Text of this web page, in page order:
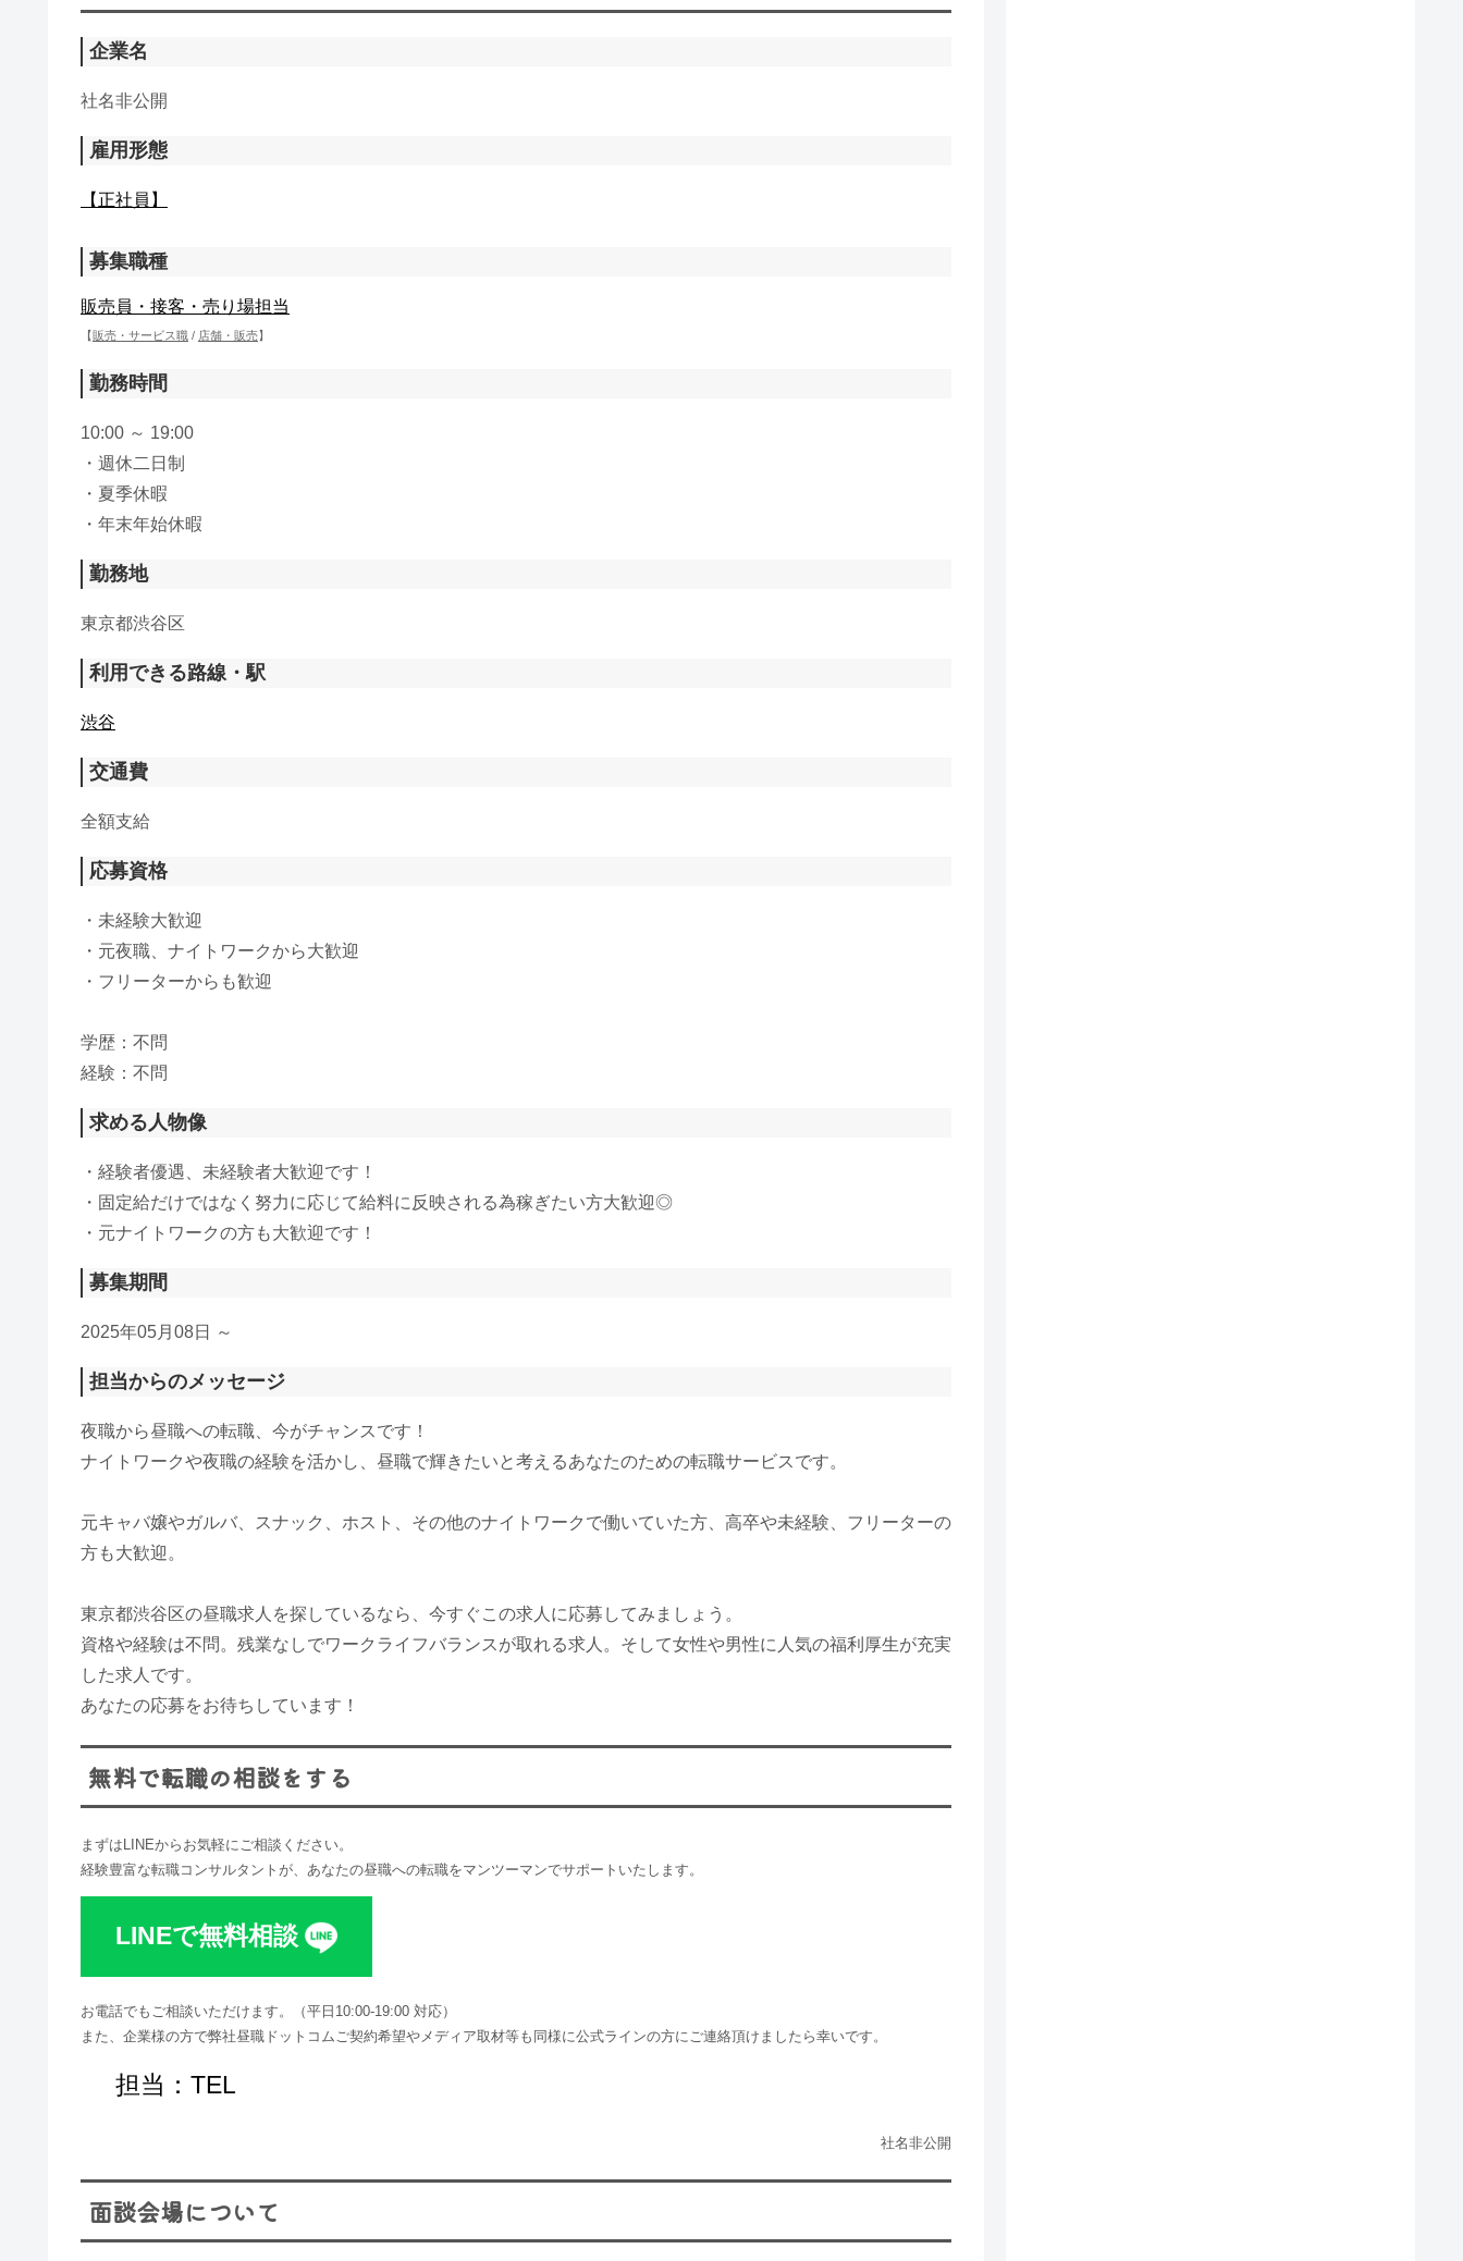
企業名
社名非公開
雇用形態
【正社員】
募集職種
販売員・接客・売り場担当
【販売・サービス職 / 店舗・販売】
勤務時間
10:00 ～ 19:00
・週休二日制
・夏季休暇
・年末年始休暇
勤務地
東京都渋谷区
利用できる路線・駅
渋谷
交通費
​全額支給
応募資格
・未経験大歓迎
・元夜職、ナイトワークから大歓迎
・フリーターからも歓迎
学歴：不問
経験：不問
求める人物像
・経験者優遇、未経験者大歓迎です！
・固定給だけではなく努力に応じて給料に反映される為稼ぎたい方大歓迎◎
・元ナイトワークの方も大歓迎です！
募集期間
2025年05月08日 ～
担当からのメッセージ
夜職から昼職への転職、今がチャンスです！
ナイトワークや夜職の経験を活かし、昼職で輝きたいと考えるあなたのための転職サービスです。
元キャバ嬢やガルバ、スナック、ホスト、その他のナイトワークで働いていた方、高卒や未経験、フリーターの
方も大歓迎。
東京都渋谷区の昼職求人を探しているなら、今すぐこの求人に応募してみましょう。
資格や経験は不問。残業なしでワークライフバランスが取れる求人。そして女性や男性に人気の福利厚生が充実
した求人です。
あなたの応募をお待ちしています！
無料で転職の相談をする
まずはLINEからお気軽にご相談ください。
経験豊富な転職コンサルタントが、あなたの昼職への転職をマンツーマンでサポートいたします。
LINEで無料相談
お電話でもご相談いただけます。（平日10:00-19:00 対応​）
また、企業様の方で弊社昼職ドットコムご契約希望やメディア取材等も同様に公式ラインの方にご連絡頂けましたら幸いです。
担当：TEL
社名非公開
面談会場について